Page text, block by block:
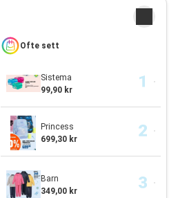
Ofte sett
Sistema
99,90 kr
Princess
699,30 kr
Barn
349,00 kr